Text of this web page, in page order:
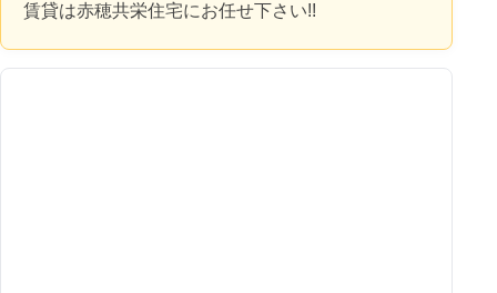
賃貸は赤穂共栄住宅にお任せ下さい!!